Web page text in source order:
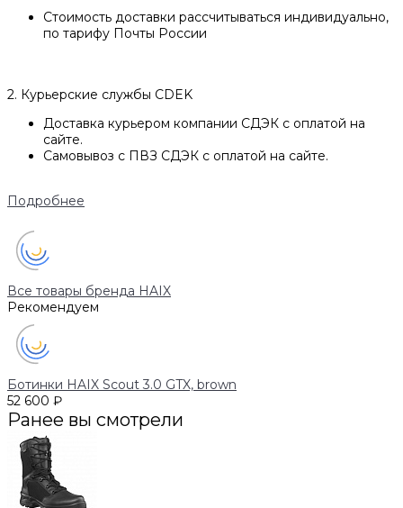
Стоимость доставки рассчитываться индивидуально,
по тарифу Почты России
2. Курьерские службы CDEK
Доставка курьером компании СДЭК с оплатой на
сайте.
Самовывоз с ПВЗ СДЭК с оплатой на сайте.
Подробнее
Все товары бренда HAIX
Рекомендуем
Ботинки HAIX Scout 3.0 GTX, brown
52 600 ₽
Ранее вы смотрели